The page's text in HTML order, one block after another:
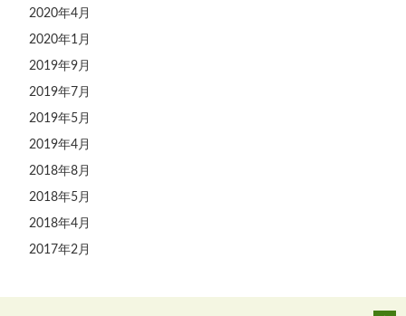
2020年4月
2020年1月
2019年9月
2019年7月
2019年5月
2019年4月
2018年8月
2018年5月
2018年4月
2017年2月